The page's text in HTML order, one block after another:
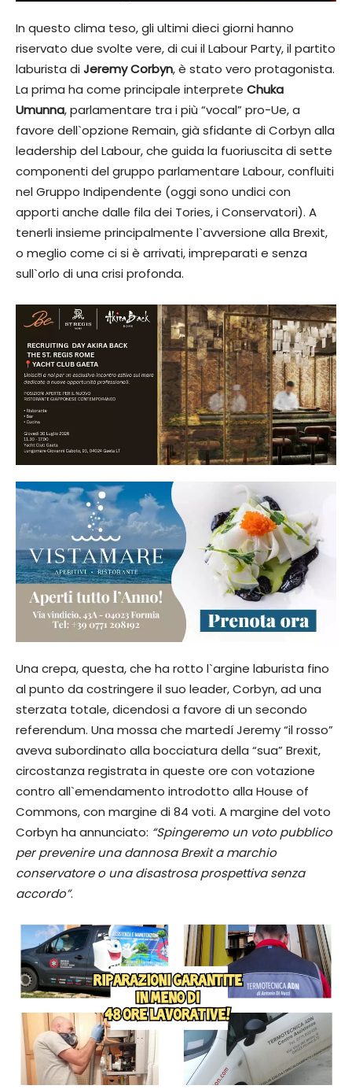
In questo clima teso, gli ultimi dieci giorni hanno
riservato due svolte vere, di cui il Labour Party, il partito
laburista diJeremy Corbyn, è stato vero protagonista.
La prima ha come principale interprete Chuka
Umunna, parlamentare tra i più “vocal” pro-Ue, a
favore dell`opzione Remain, già sfidante di Corbyn alla
leadership del Labour, che guida la fuoriuscita di sette
componenti del gruppo parlamentare Labour, confluiti
nel Gruppo Indipendente (oggi sono undici con
apporti anche dalle fila dei Tories, i Conservatori). A
tenerli insieme principalmente l`avversione alla Brexit,
o meglio come ci si è arrivati, impreparati e senza
sull`orlo di una crisi profonda.
Una crepa, questa, che ha rotto l`argine laburista fino
al punto da costringere il suo leader, Corbyn, ad una
sterzata totale, dicendosi a favore di un secondo
referendum. Una mossa che martedí Jeremy “il rosso”
aveva subordinato alla bocciatura della “sua” Brexit,
circostanza registrata in queste ore con votazione
contro all`emendamento introdotto alla House of
Commons, con margine di 84 voti. A margine del voto
Corbyn ha annunciato: “Spingeremo un voto pubblico
per prevenire una dannosa Brexit a marchio
conservatore o una disastrosa prospettiva senza
accordo”.